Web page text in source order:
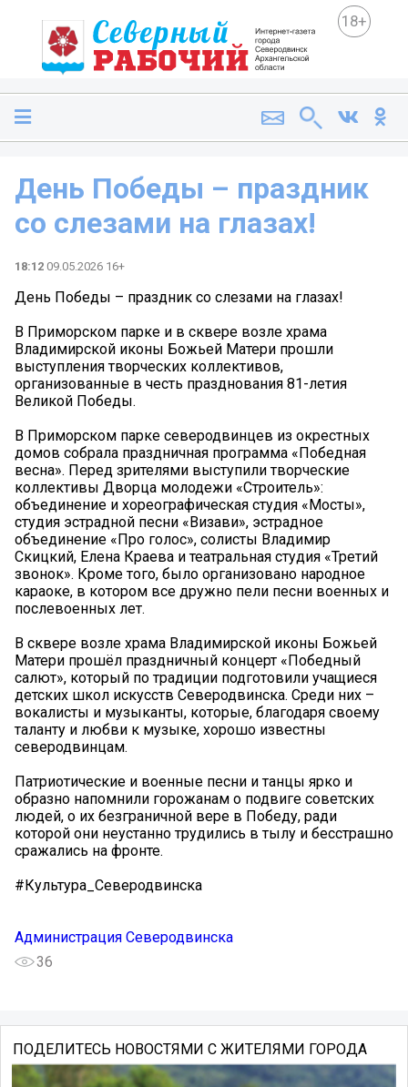
18+
День Победы – праздник
со слезами на глазах!
18:12 09.05.2026 16+
День Победы – праздник со слезами на глазах!
В Приморском парке и в сквере возле храма
Владимирской иконы Божьей Матери прошли
выступления творческих коллективов,
организованные в честь празднования 81-летия
Великой Победы.
В Приморском парке северодвинцев из окрестных
домов собрала праздничная программа «Победная
весна». Перед зрителями выступили творческие
коллективы Дворца молодежи «Строитель»:
объединение и хореографическая студия «Мосты»,
студия эстрадной песни «Визави», эстрадное
объединение «Про голос», солисты Владимир
Скицкий, Елена Краева и театральная студия «Третий
звонок». Кроме того, было организовано народное
караоке, в котором все дружно пели песни военных и
послевоенных лет.
В сквере возле храма Владимирской иконы Божьей
Матери прошёл праздничный концерт «Победный
салют», который по традиции подготовили учащиеся
детских школ искусств Северодвинска. Среди них –
вокалисты и музыканты, которые, благодаря своему
таланту и любви к музыке, хорошо известны
северодвинцам.
Патриотические и военные песни и танцы ярко и
образно напомнили горожанам о подвиге советских
людей, о их безграничной вере в Победу, ради
которой они неустанно трудились в тылу и бесстрашно
сражались на фронте.
#Культура_Северодвинска
Администрация Северодвинска
36
ПОДЕЛИТЕСЬ НОВОСТЯМИ С ЖИТЕЛЯМИ ГОРОДА